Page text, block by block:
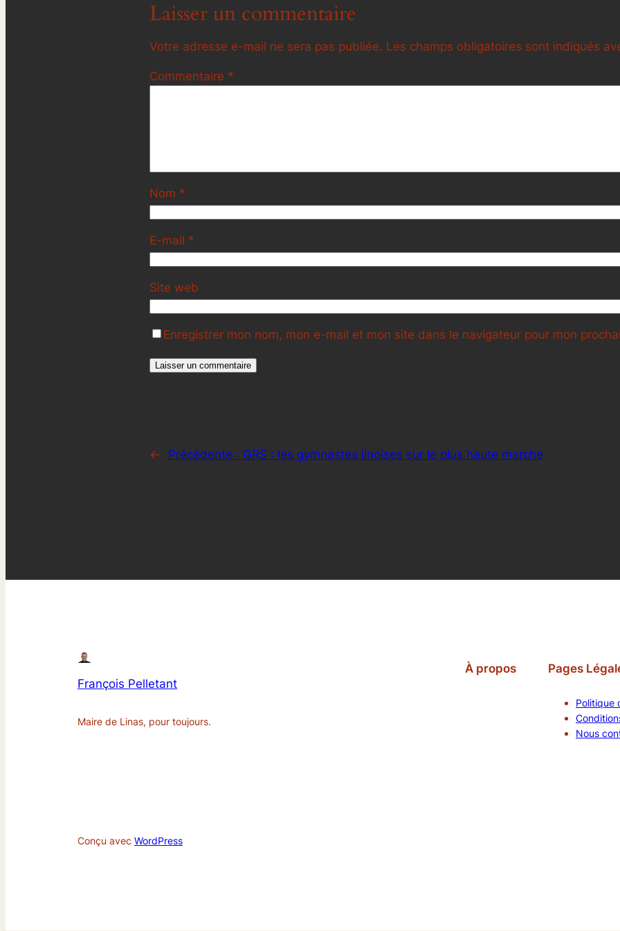
Laisser un commentaire
Votre adresse e-mail ne sera pas publiée. Les champs obligatoires sont indiqués
Commentaire *
Nom *
E-mail *
Site web
Enregistrer mon nom, mon e-mail et mon site dans le navigateur pour mon
← Précédente : GRS : les gymnastes linoises sur le plus haute marche
François Pelletant
Maire de Linas, pour toujours.
À propos Pages
Politique
Nous
Conçu avec WordPress